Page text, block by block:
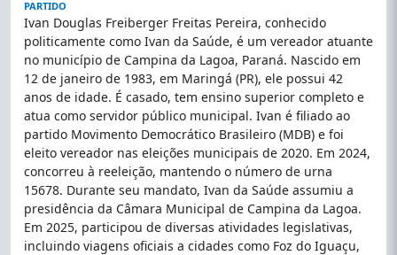
PARTIDO
Ivan Douglas Freiberger Freitas Pereira, conhecido
politicamente como Ivan da Saúde, é um vereador atuante
no município de Campina da Lagoa, Paraná. Nascido em
12 de janeiro de 1983, em Maringá (PR), ele possui 42
anos de idade. É casado, tem ensino superior completo e
atua como servidor público municipal. Ivan é filiado ao
partido Movimento Democrático Brasileiro (MDB) e foi
eleito vereador nas eleições municipais de 2020. Em 2024,
concorreu à reeleição, mantendo o número de urna
15678. Durante seu mandato, Ivan da Saúde assumiu a
presidência da Câmara Municipal de Campina da Lagoa.
Em 2025, participou de diversas atividades legislativas,
incluindo viagens oficiais a cidades como Foz do Iguaçu,